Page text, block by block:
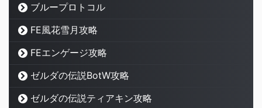
ブループロトコル
FE風花雪月攻略
FEエンゲージ攻略
ゼルダの伝説BotW攻略
ゼルダの伝説ティアキン攻略